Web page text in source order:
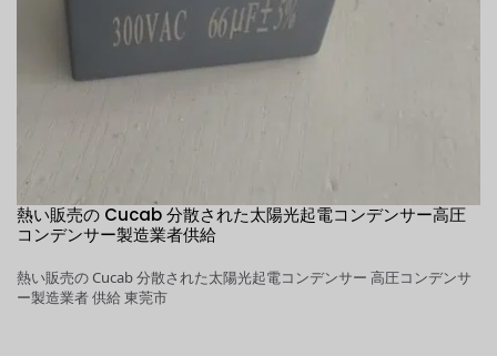
熱い販売の Cucab 分散された太陽光起電コンデンサー高圧
コンデンサー製造業者供給
熱い販売の Cucab 分散された太陽光起電コンデンサー 高圧コンデンサ
ー製造業者 供給 東莞市